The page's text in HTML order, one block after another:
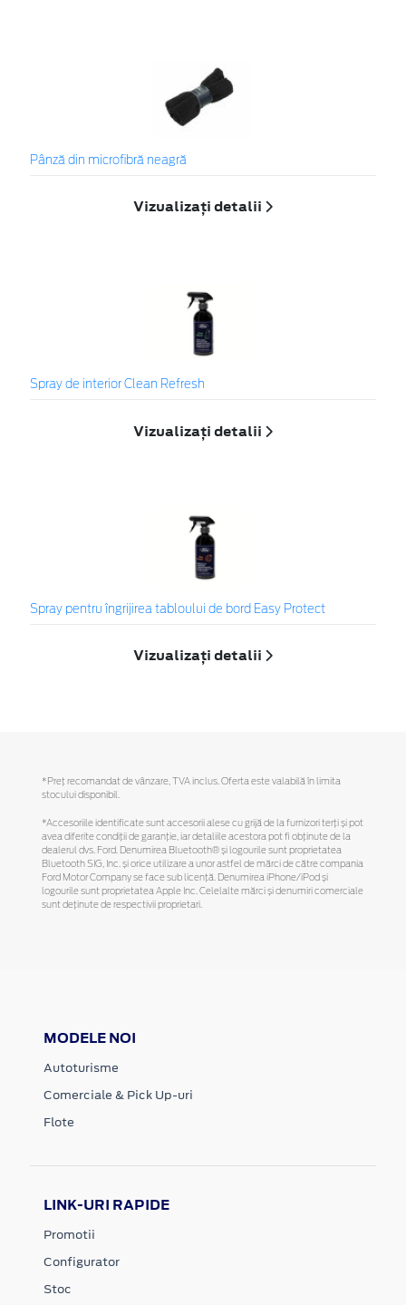
Pânză din microfibră neagră
Vizualizați detalii
Spray de interior Clean Refresh
Vizualizați detalii
Spray pentru îngrijirea tabloului de bord Easy Protect
Vizualizați detalii
*Preţ recomandat de vânzare, TVA inclus. Oferta este valabilă în limita
stocului disponibil.
*Accesoriile identificate sunt accesorii alese cu grijă de la furnizori terți și pot
avea diferite condiții de garanție, iar detaliile acestora pot fi obținute de la
dealerul dvs. Ford. Denumirea Bluetooth® și logourile sunt proprietatea
Bluetooth SIG, Inc. și orice utilizare a unor astfel de mărci de către compania
Ford Motor Company se face sub licență. Denumirea iPhone/iPod și
logourile sunt proprietatea Apple Inc. Celelalte mărci și denumiri comerciale
sunt deținute de respectivii proprietari.
MODELE NOI
Autoturisme
Comerciale & Pick Up-uri
Flote
LINK-URI RAPIDE
Promotii
Configurator
Stoc